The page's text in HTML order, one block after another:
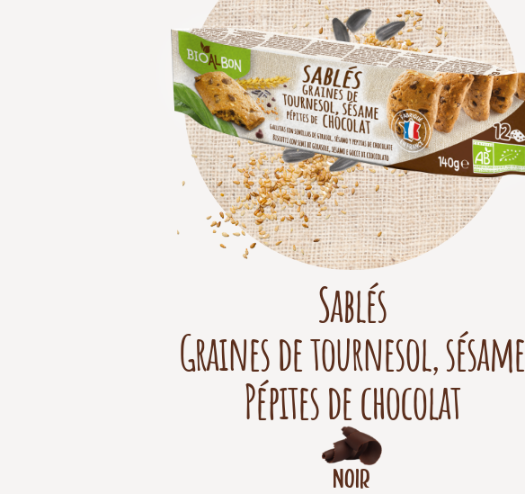
Sablés
Graines de tournesol, sésame
Pépites de chocolat
Noir